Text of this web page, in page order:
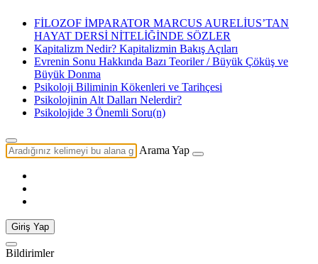
FİLOZOF İMPARATOR MARCUS AURELİUS’TAN
HAYAT DERSİ NİTELİĞİNDE SÖZLER
Kapitalizm Nedir? Kapitalizmin Bakış Açıları
Evrenin Sonu Hakkında Bazı Teoriler / Büyük Çöküş ve
Büyük Donma
Psikoloji Biliminin Kökenleri ve Tarihçesi
Psikolojinin Alt Dalları Nelerdir?
Psikolojide 3 Önemli Soru(n)
Arama Yap
Giriş Yap
Bildirimler